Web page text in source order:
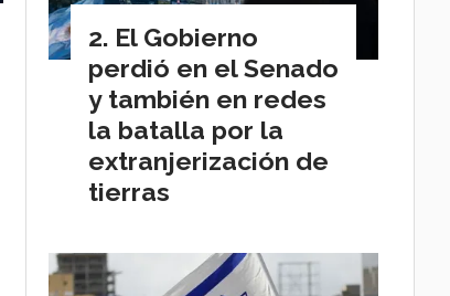
El Gobierno
perdió en el Senado
y también en redes
la batalla por la
extranjerización de
tierras